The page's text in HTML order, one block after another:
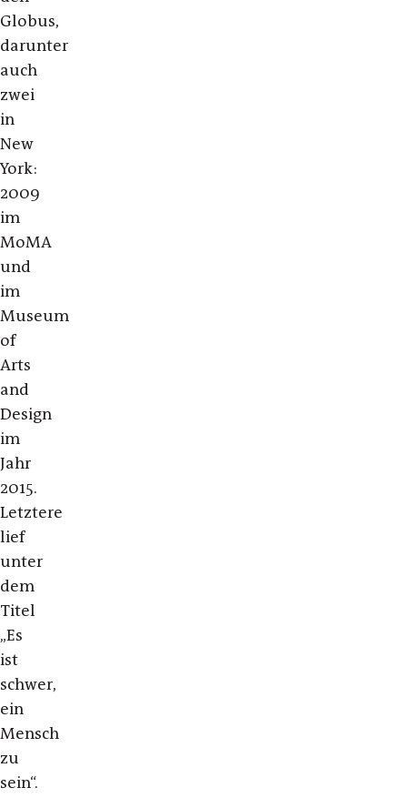
Globus,
darunter
auch
zwei
in
New
York:
2009
im
MoMA
und
im
Museum
of
Arts
and
Design
im
Jahr
2015.
Letztere
lief
unter
dem
Titel
„Es
ist
schwer,
ein
Mensch
zu
sein“.